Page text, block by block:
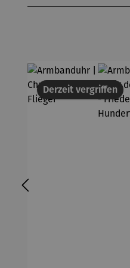
Derzeit vergriffen